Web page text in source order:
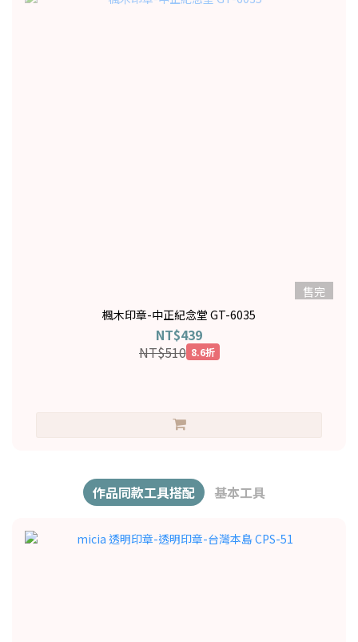
售完
楓木印章-中正紀念堂 GT-6035
NT$439
NT$510 8.6折
作品同款工具搭配 基本工具